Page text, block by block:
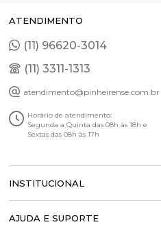
ATENDIMENTO
(11) 96620-3014
(11) 3311-1313
atendimento@pinheirense.com.br
Horário de atendimento:
Segunda a Quinta das 08h às 18h e
Sextas das 08h às 17h
INSTITUCIONAL
AJUDA E SUPORTE